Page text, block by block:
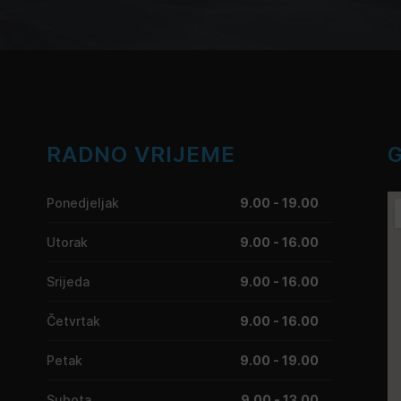
RADNO VRIJEME
Ponedjeljak 9.00 - 19.00
Utorak 9.00 - 16.00
Srijeda 9.00 - 16.00
Četvrtak 9.00 - 16.00
Petak 9.00 - 19.00